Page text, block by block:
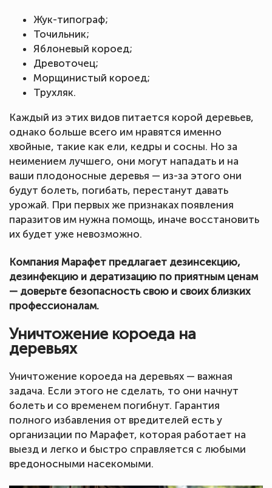
Жук-типограф;
Точильник;
Яблоневый короед;
Древоточец;
Морщинистый короед;
Трухляк.
Каждый из этих видов питается корой деревьев,
однако больше всего им нравятся именно
хвойные, такие как ели, кедры и сосны. Но за
неимением лучшего, они могут нападать и на
ваши плодоносные деревья — из-за этого они
будут болеть, погибать, перестанут давать
урожай. При первых же признаках появления
паразитов им нужна помощь, иначе восстановить
их будет уже невозможно.
Компания Марафет предлагает дезинсекцию,
дезинфекцию и дератизацию по приятным ценам
— доверьте безопасность свою и своих близких
профессионалам.
Уничтожение короеда на
деревьях
Уничтожение короеда на деревьях — важная
задача. Если этого не сделать, то они начнут
болеть и со временем погибнут. Гарантия
полного избавления от вредителей есть у
организации по Марафет, которая работает на
выезд и легко и быстро справляется с любыми
вредоносными насекомыми.